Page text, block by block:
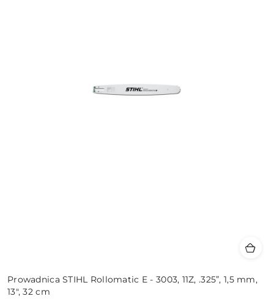
Prowadnica STIHL Rollomatic E - 3003, 11Z, .325”, 1,5 mm,
13", 32 cm